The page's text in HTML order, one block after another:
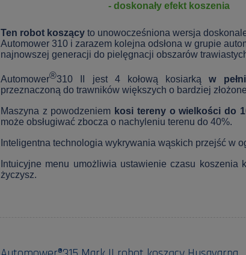
- doskonały efekt koszenia
Ten robot koszący to unowocześniona wersja
Automower 310 i zarazem kolejna odsłona w grupie
najnowszej generacji do pielęgnacji obszarów
Automower®310 II jest 4 kołową kosiarkąw
przeznaczoną do trawników większych o bardziej
Maszyna z powodzeniem kosi tereny o wielkości do
może obsługiwać zbocza o nachyleniu terenu do 40%.
Inteligentna technologia wykrywania wąskich przejść w
Intuicyjne menu umożliwia ustawienie czasu koszenia
życzysz.